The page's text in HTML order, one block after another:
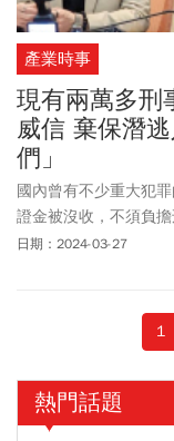
員。端木正之所以能
他的專業底氣。根據
不僅曾任職各大會計
員會副主委、台北市
士分析「他可說是會
才能在特偵組、檢調
產業時事
現有兩萬多刑
威信 棄保潛
們」
國內曾有不少重大犯
證金被沒收，不須負
何有效防逃，又不違
日期：2024-03-27
1
熱門話題